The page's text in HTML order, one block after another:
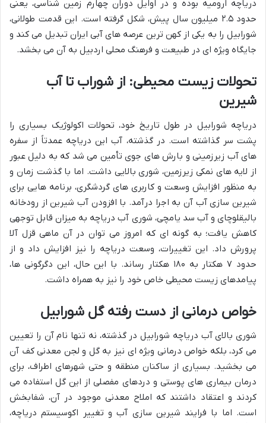
دریاچه ارومیه بوده و در اوایل دوران چهارم زمین شناسی، یعنی
حدود ۲.۵ میلیون سال پیش، شکل گرفته است. این قدمت طولانی،
شورابیل را به یکی از کهن ترین عرصه های آبی ایران تبدیل می کند و
جایگاه ویژه ای در طبیعت و فرهنگ محلی اردبیل به آن می بخشد.
تحولات زیست محیطی: از شوراب تا آب
شیرین
دریاچه شورابیل در طول تاریخ خود، تحولات اکولوژیک بسیاری را
پشت سر گذاشته است. در گذشته، آب این دریاچه عمدتاً از سفره
های آب زیرزمینی و بارش های جوی تأمین می شد که به دلیل عبور
از لایه های نمکی زیرزمین، شوری بالایی داشت. اما با گذشت زمان و
به منظور افزایش وسعت و کاربری های گردشگری، برنامه هایی برای
شیرین سازی آب آن به اجرا درآمد. با افزودن آب شیرین از رودخانه
بالیقلوچای و آب سد یامچی، شوری آب دریاچه به میزان قابل توجهی
کاهش یافت؛ به گونه ای که امروز می توان در آن ماهی قزل آلا
پرورش داد. این تغییرات، وسعت دریاچه را نیز افزایش داد و از
حدود ۷ هکتار به ۱۸۰ هکتار رساند. با این حال، این دگرگونی ها،
پیامدهای زیست محیطی خاص خود را نیز به همراه داشت.
خواص درمانی از دست رفته گل شورابیل
شوری بالای آب دریاچه شورابیل در گذشته، نه تنها نام آن را تعیین
می کرد، بلکه خواص درمانی ویژه ای نیز به گل و لجن معدنی کف آن
می بخشید. بسیاری از ساکنان منطقه و حتی شهرهای اطراف، برای
درمان بیماری های پوستی و دردهای مفصلی از این گل استفاده می
کردند و اعتقاد داشتند که املاح معدنی موجود در آن، شفابخش
است. اما با فرایند شیرین سازی آب و تغییر اکوسیستم دریاچه،